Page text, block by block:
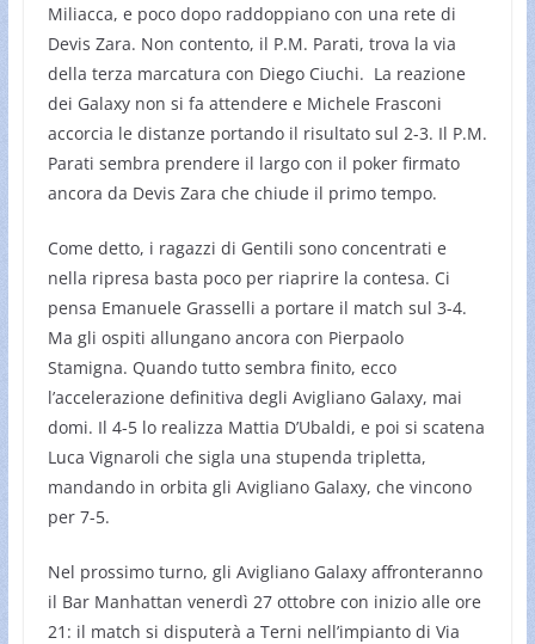
Miliacca, e poco dopo raddoppiano con una rete di
Devis Zara. Non contento, il P.M. Parati, trova la via
della terza marcatura con Diego Ciuchi. La reazione
dei Galaxy non si fa attendere e Michele Frasconi
accorcia le distanze portando il risultato sul 2-3. Il P.M.
Parati sembra prendere il largo con il poker firmato
ancora da Devis Zara che chiude il primo tempo.
Come detto, i ragazzi di Gentili sono concentrati e
nella ripresa basta poco per riaprire la contesa. Ci
pensa Emanuele Grasselli a portare il match sul 3-4.
Ma gli ospiti allungano ancora con Pierpaolo
Stamigna. Quando tutto sembra finito, ecco
l’accelerazione definitiva degli Avigliano Galaxy, mai
domi. Il 4-5 lo realizza Mattia D’Ubaldi, e poi si scatena
Luca Vignaroli che sigla una stupenda tripletta,
mandando in orbita gli Avigliano Galaxy, che vincono
per 7-5.
Nel prossimo turno, gli Avigliano Galaxy affronteranno
il Bar Manhattan venerdì 27 ottobre con inizio alle ore
21: il match si disputerà a Terni nell’impianto di Via